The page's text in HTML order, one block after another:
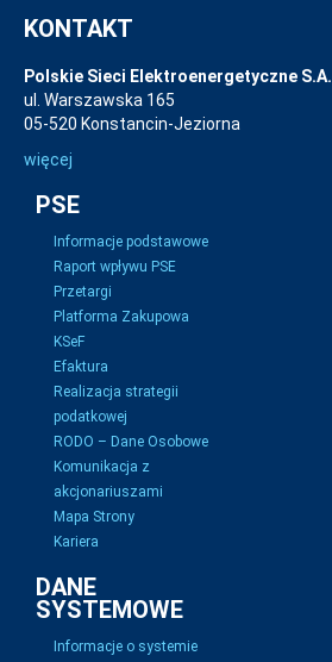
KONTAKT
Polskie Sieci Elektroenergetyczne S.A.
ul. Warszawska 165
05-520 Konstancin-Jeziorna
więcej
PSE
Informacje podstawowe
Raport wpływu PSE
Przetargi
Platforma Zakupowa
KSeF
Efaktura
Realizacja strategii
podatkowej
RODO – Dane Osobowe
Komunikacja z
akcjonariuszami
Mapa Strony
Kariera
DANE
SYSTEMOWE
Informacje o systemie